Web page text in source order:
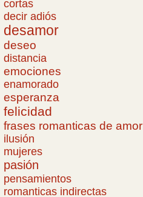
cortas
decir adiós
desamor
deseo
distancia
emociones
enamorado
esperanza
felicidad
frases romanticas de amor
ilusión
mujeres
pasión
pensamientos
romanticas indirectas